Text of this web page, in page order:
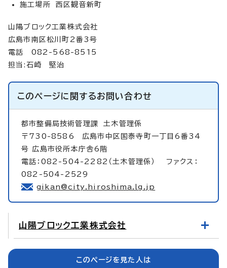
施工場所 西区観音新町
山陽ブロック工業株式会社
広島市南区松川町2番3号
電話 082-568-8515
担当:石崎 堅治
このページに関するお問い合わせ
都市整備局技術管理課土木管理係
〒730-8586 広島市中区国泰寺町一丁目6番34
号 広島市役所本庁舎6階
電話：082-504-2282（土木管理係） ファクス：
082-504-2529
gikan@city.hiroshima.lg.jp
山陽ブロック工業株式会社
このページを見た人は